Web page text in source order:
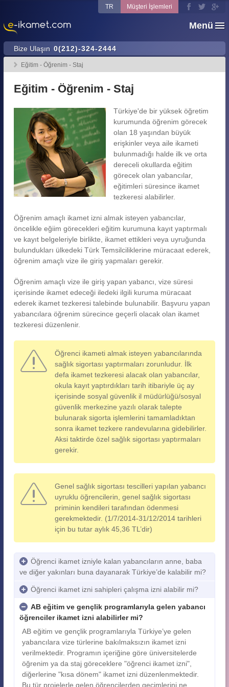
Menü
Bize Ulaşın 0(212)-324-2444
TR Müşteri İşlemleri
Eğitim - Öğrenim - Staj
Eğitim - Öğrenim - Staj
Türkiye'de bir yüksek öğretim
kurumunda öğrenim görecek
olan 18 yaşından büyük
erişkinler veya aile ikameti
bulunmadığı halde ilk ve orta
dereceli okullarda eğitim
görecek olan yabancılar,
eğitimleri süresince ikamet
tezkeresi alabilirler.
Öğrenim amaçlı ikamet izni almak isteyen yabancılar,
öncelikle eğiim görecekleri eğitim kurumuna kayıt yaptırmalı
ve kayıt belgeleriyle birlikte, ikamet ettikleri veya uyruğunda
bulundukları ülkedeki Türk Temsilciliklerine müracaat ederek,
öğrenim amaçlı vize ile giriş yapmaları gerekir.
Öğrenim amaçlı vize ile giriş yapan yabancı, vize süresi
içerisinde ikamet edeceği iledeki ilgili kuruma müracaat
ederek ikamet tezkeresi talebinde bulunabilir. Başvuru yapan
yabancılara öğrenim sürecince geçerli olacak olan ikamet
tezkeresi düzenlenir.
Öğrenci ikameti almak isteyen yabancılarında
sağlık sigortası yaptırmaları zorunludur. İlk
defa ikamet tezkeresi alacak olan yabancılar,
okula kayıt yaptırdıkları tarih itibariyle üç ay
içerisinde sosyal güvenlik il müdürlüğü/sosyal
güvenlik merkezine yazılı olarak talepte
bulunarak sigorta işlemlerini tamamladıktan
sonra ikamet tezkere randevularına gidebilirler.
Aksi taktirde özel sağlık sigortası yaptırmaları
gerekir.
Genel sağlık sigortası tescilleri yapılan yabancı
uyruklu öğrencilerin, genel sağlık sigortası
priminin kendileri tarafından ödenmesi
gerekmektedir. (1/7/2014-31/12/2014 tarihleri
için bu tutar aylık 45,36 TL’dir)
Öğrenci ikamet izniyle kalan yabancıların anne, baba
ve diğer yakınları buna dayanarak Türkiye’de kalabilir mi?
Öğrenci ikamet izni sahipleri çalışma izni alabilir mi?
AB eğitim ve gençlik programlarıyla gelen yabancı
öğrenciler ikamet izni alabilirler mi?
AB eğitim ve gençlik programlarıyla Türkiye’ye gelen
yabancılara vize türlerine bakılmaksızın ikamet izni
verilmektedir. Programın içeriğine göre üniversitelerde
öğrenim ya da staj göreceklere "öğrenci ikamet izni",
diğerlerine "kısa dönem" ikamet izni düzenlenmektedir.
Bu tür projelerle gelen öğrencilerden geçimlerini ne